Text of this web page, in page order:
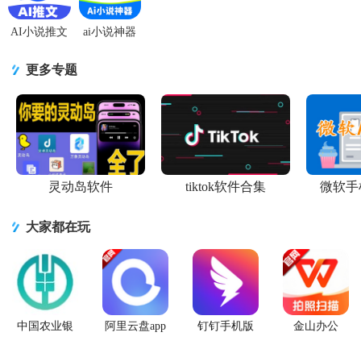
AI小说推文
作软件免费
v1.1.8 手机
ai小说神器
更多专题
灵动岛软件 tiktok软件合集 微软手
大家都在玩
中国农业银
阿里云盘app
钉钉手机版
金山办公